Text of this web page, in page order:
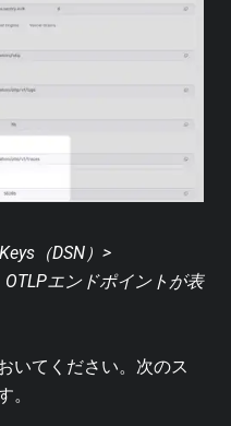
（DSN）>
エンドポイントが表
いてください。次のス
。